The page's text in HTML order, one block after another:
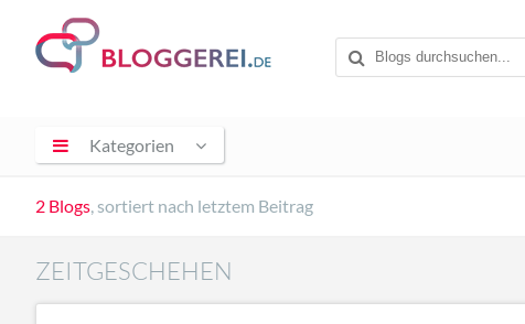
Kategorien
2 Blogs, sortiert nach letztem Beitrag
ZEITGESCHEHEN